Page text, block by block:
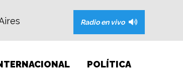
Radio en vivo
POLÍTICA